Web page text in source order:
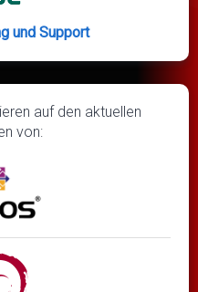
und Support
auf den aktuellen
von: